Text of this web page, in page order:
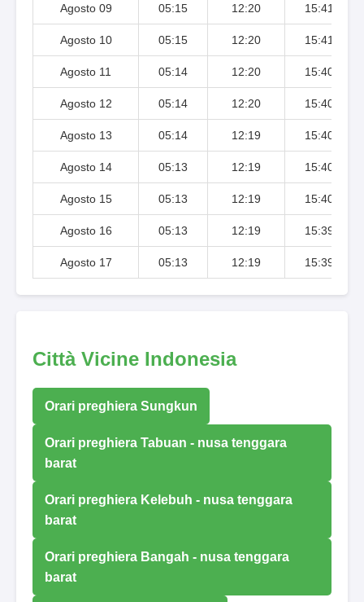
Agosto 09 05:15 12:20 15:41
Agosto 10 05:15 12:20 15:41
Agosto 11 05:14 12:20 15:40
Agosto 12 05:14 12:20 15:40
Agosto 13 05:14 12:19 15:40
Agosto 14 05:13 12:19 15:40
Agosto 15 05:13 12:19 15:40
Agosto 16 05:13 12:19 15:39
Agosto 17 05:13 12:19 15:39
Città Vicine Indonesia
Orari preghiera Sungkun
Orari preghiera Tabuan - nusa tenggara
barat
Orari preghiera Kelebuh - nusa tenggara
barat
Orari preghiera Bangah - nusa tenggara
barat